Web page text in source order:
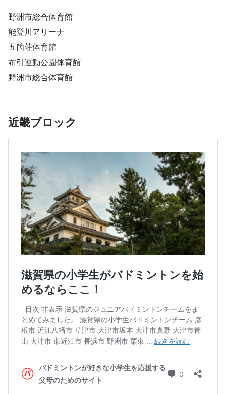
野洲市総合体育館
能登川アリーナ
五箇荘体育館
布引運動公園体育館
野洲市総合体育館
近畿ブロック